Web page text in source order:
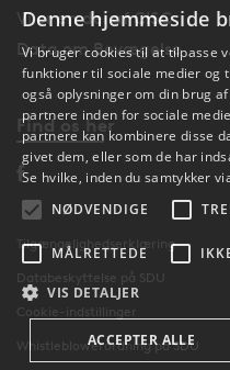
Vi er en del af CISC
Data om Bevægelse
Find os her
Tilgængelighedserklæring
Databeskyttelse på SDU
Cookie-indstillinger
Whistleblowerordning på SDU
Denne hjemmeside
Vi bruger cookies til at tilpasse
funktioner til sociale medier og
også oplysninger om din brug
partnere inden for sociale
partnere kan kombinere disse
givet dem, eller som de har
Se hvilke, inden du samtykker
NØDVENDIGE
MÅLRETTEDE
VIS DETALJER
ACCEPTER ALLE